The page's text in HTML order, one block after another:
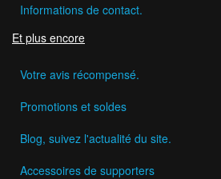
Informations de contact.
Et plus encore
Votre avis récompensé.
Promotions et soldes
Blog, suivez l'actualité du site.
Accessoires de supporters